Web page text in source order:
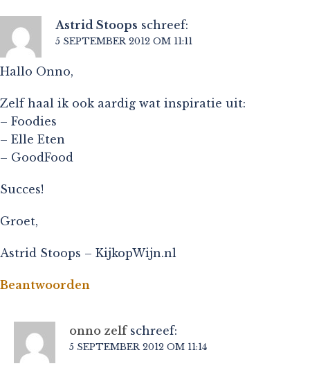
Astrid Stoops schreef:
5 SEPTEMBER 2012 OM 11:11
Hallo Onno,
Zelf haal ik ook aardig wat inspiratie uit:
– Foodies
– Elle Eten
– GoodFood
Succes!
Groet,
Astrid Stoops – KijkopWijn.nl
Beantwoorden
onno zelf schreef:
5 SEPTEMBER 2012 OM 11:14